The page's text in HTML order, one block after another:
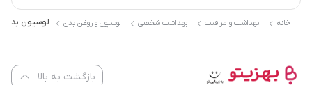
خانه بهداشت و مراقبت بهداشت شخصی لوسیون و روغن بدن لوسیون بدن
بازگشت به بالا